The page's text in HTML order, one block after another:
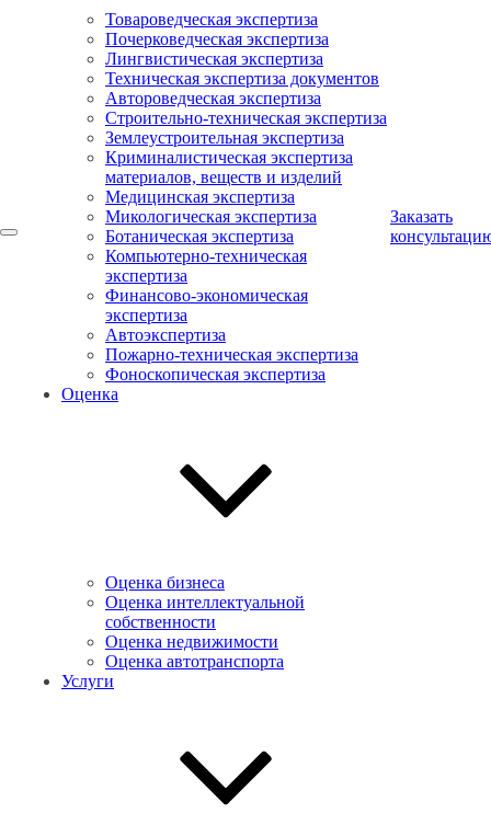
Товароведческая экспертиза
Почерковедческая экспертиза
Лингвистическая экспертиза
Техническая экспертиза документов
Автороведческая экспертиза
Cтроительно-техническая экспертиза
Землеустроительная экспертиза
Криминалистическая экспертиза
материалов, веществ и изделий
Медицинская экспертиза
Микологическая экспертиза
Ботаническая экспертиза
Компьютерно-техническая
экспертиза
Финансово-экономическая
экспертиза
Автоэкспертиза
Пожарно-техническая экспертиза
Фоноскопическая экспертиза
Оценка
Оценка бизнеса
Оценка интеллектуальной
собственности
Оценка недвижимости
Оценка автотранспорта
Услуги
Заказать